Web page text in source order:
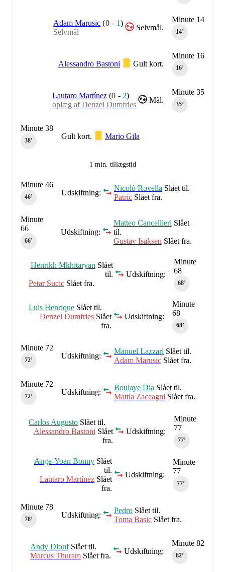
Minute 14
14‎’‎
Selvmål.
Adam Marusic (0- 1)
Selvmål
Minute 16
16‎’‎
Gult kort.
Alessandro Bastoni
Minute 35
35‎’‎
Mål.
Lautaro Martínez (0 - 2)
oplæg af Denzel Dumfries
Gult kort. Mario Gila
Minute 38
38‎’‎
1 min. tillægstid
Udskiftning:
Nicolò Rovella Slået til.
Patric Slået fra.
Minute 46
46‎’‎
Udskiftning:
Matteo Cancellieri Slået
til.
Gustav Isaksen Slået fra.
Minute
66
66‎’‎
Minute
68
68‎’‎
Udskiftning:
Henrikh Mkhitaryan Slået
til.
Petar Sucic Slået fra.
Minute
68
68‎’‎
Udskiftning:
Luis Henrique Slået til.
Denzel DumfriesSlået
fra.
Udskiftning:
Manuel Lazzari Slået til.
Adam Marusic Slået fra.
Minute 72
72‎’‎
Udskiftning:
Boulaye Dia Slået til.
Mattia Zaccagni Slået fra.
Minute 72
72‎’‎
Minute
77
77‎’‎
Udskiftning:
Carlos Augusto Slået til.
Alessandro Bastoni Slået
fra.
Minute
77
77‎’‎
Udskiftning:
Ange-Yoan Bonny Slået
til.
Lautaro Martínez Slået
fra.
Udskiftning:
Pedro Slået til.
Toma Basic Slået fra.
Minute 78
78‎’‎
Minute 82
82‎’‎
Udskiftning:
Andy DioufSlået til.
Marcus Thuram Slået fra.